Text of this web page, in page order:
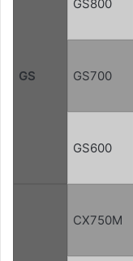
GS
GS800
GS700
GS600
CX750M